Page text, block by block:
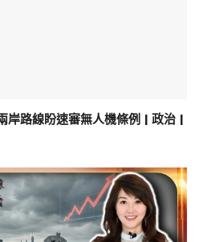
路線盼速審無人機條例 | 政治 |